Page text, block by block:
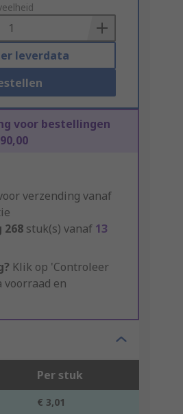
leverdata
voor bestellingen
verzending vanaf
268 stuk(s) vanaf 13
Klik op 'Controleer
voorraad en
Per stuk
€ 3,01